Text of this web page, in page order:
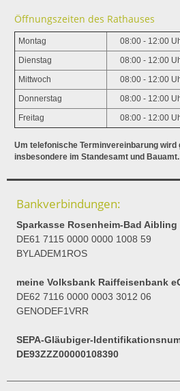
Öffnungszeiten des Rathauses
Montag 08:00 - 12:00
Dienstag 08:00 - 12:00
Mittwoch 08:00 - 12:00
Donnerstag 08:00 - 12:00
Freitag 08:00 - 12:00
Um telefonische Terminvereinbarung wird
insbesondere im Standesamt und Bauamt.
Bankverbindungen:
Sparkasse Rosenheim-Bad Aibling
DE61 7115 0000 0000 1008 59
BYLADEM1ROS
meine Volksbank Raiffeisenbank
DE62 7116 0000 0003 3012 06
GENODEF1VRR
SEPA-Gläubiger-
DE93ZZZ00000108390